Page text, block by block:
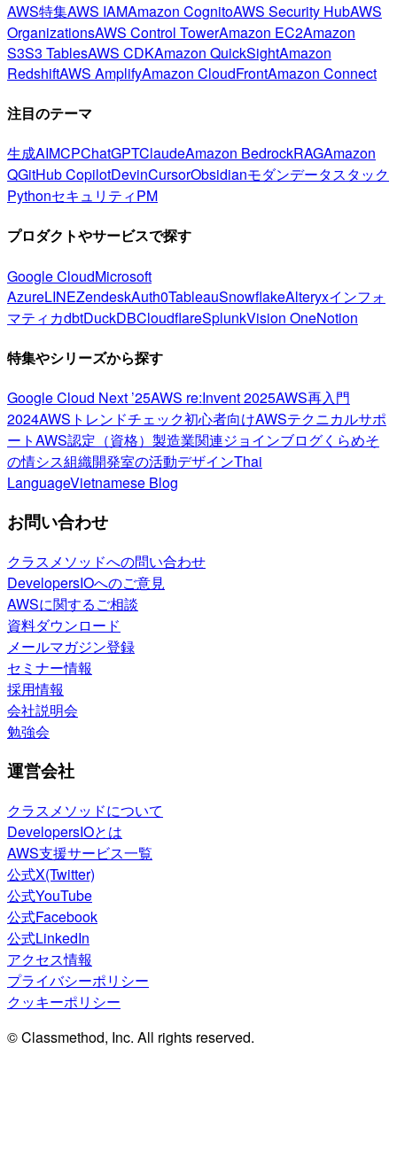
AWS特集AWS IAMAmazon CognitoAWS Security HubAWS
OrganizationsAWS Control TowerAmazon EC2Amazon
S3S3 TablesAWS CDKAmazon QuickSightAmazon
RedshiftAWS AmplifyAmazon CloudFrontAmazon Connect
注目のテーマ
生成AIMCPChatGPTClaudeAmazon BedrockRAGAmazon
QGitHub CopilotDevinCursorObsidianモダンデータスタック
PythonセキュリティPM
プロダクトやサービスで探す
Google CloudMicrosoft
AzureLINEZendeskAuth0TableauSnowflakeAlteryxインフォ
マティカdbtDuckDBCloudflareSplunkVision OneNotion
特集やシリーズから探す
Google Cloud Next ’25AWS re:Invent 2025AWS再入門
2024AWSトレンドチェック初心者向けAWSテクニカルサポ
ートAWS認定（資格） 製造業関連ジョインブログくらめそ
の情シス組織開発室の活動デザインThai
LanguageVietnamese Blog
お問い合わせ
クラスメソッドへの問い合わせ
DevelopersIOへのご意見
AWSに関するご相談
資料ダウンロード
メールマガジン登録
セミナー情報
採用情報
会社説明会
勉強会
運営会社
クラスメソッドについて
DevelopersIOとは
AWS支援サービス一覧
公式X(Twitter)
公式YouTube
公式Facebook
公式LinkedIn
アクセス情報
プライバシーポリシー
クッキーポリシー
© Classmethod, Inc. All rights reserved.